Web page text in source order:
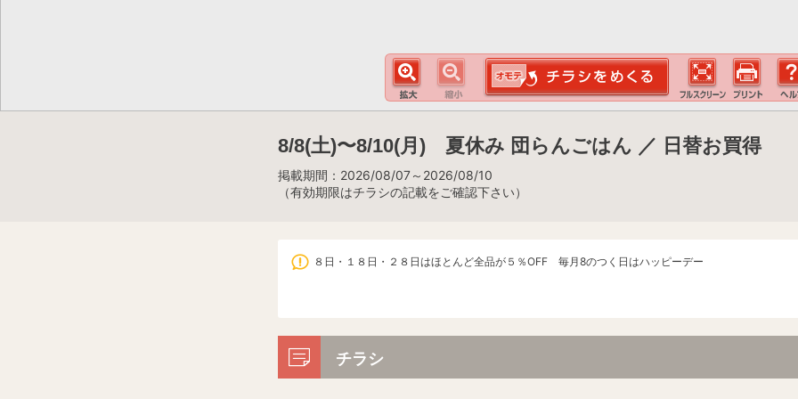
8/8(土)〜8/10(月) 夏休み 団らんごはん ／ 日替お買得
掲載期間：2026/08/07～2026/08/10
（有効期限はチラシの記載をご確認下さい）
８日・１８日・２８日はほとんど全品が５％OFF 毎月8のつく日はハッピーデー
チラシ